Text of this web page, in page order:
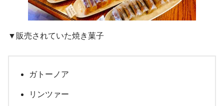
▼販売されていた焼き菓子
ガトーノア
リンツァー